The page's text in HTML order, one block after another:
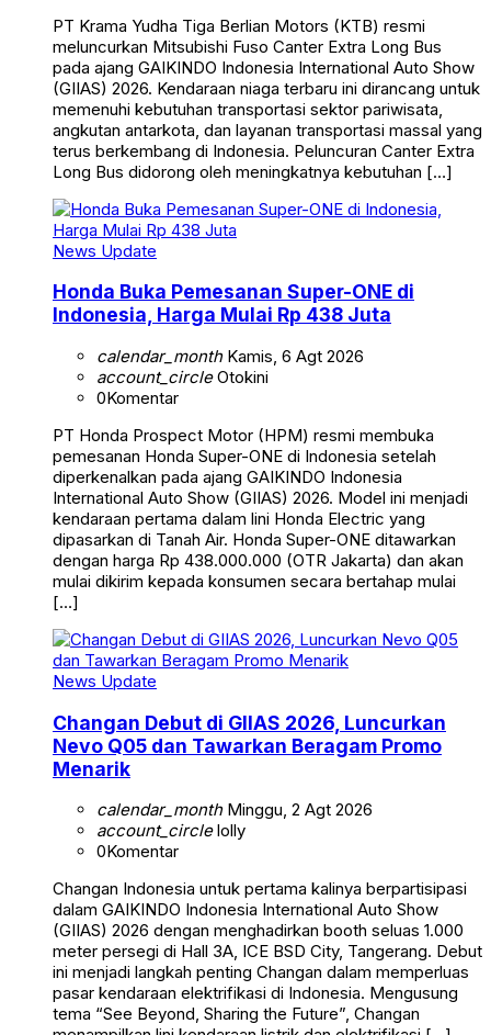
PT Krama Yudha Tiga Berlian Motors (KTB) resmi
meluncurkan Mitsubishi Fuso Canter Extra Long Bus
pada ajang GAIKINDO Indonesia International Auto Show
(GIIAS) 2026. Kendaraan niaga terbaru ini dirancang untuk
memenuhi kebutuhan transportasi sektor pariwisata,
angkutan antarkota, dan layanan transportasi massal yang
terus berkembang di Indonesia. Peluncuran Canter Extra
Long Bus didorong oleh meningkatnya kebutuhan […]
News Update
Honda Buka Pemesanan Super-ONE di
Indonesia, Harga Mulai Rp 438 Juta
calendar_monthKamis, 6 Agt 2026
account_circleOtokini
0Komentar
PT Honda Prospect Motor (HPM) resmi membuka
pemesanan Honda Super-ONE di Indonesia setelah
diperkenalkan pada ajang GAIKINDO Indonesia
International Auto Show (GIIAS) 2026. Model ini menjadi
kendaraan pertama dalam lini Honda Electric yang
dipasarkan di Tanah Air. Honda Super-ONE ditawarkan
dengan harga Rp 438.000.000 (OTR Jakarta) dan akan
mulai dikirim kepada konsumen secara bertahap mulai
[…]
News Update
Changan Debut di GIIAS 2026, Luncurkan
Nevo Q05 dan Tawarkan Beragam Promo
Menarik
calendar_monthMinggu, 2 Agt 2026
account_circlelolly
0Komentar
Changan Indonesia untuk pertama kalinya berpartisipasi
dalam GAIKINDO Indonesia International Auto Show
(GIIAS) 2026 dengan menghadirkan booth seluas 1.000
meter persegi di Hall 3A, ICE BSD City, Tangerang. Debut
ini menjadi langkah penting Changan dalam memperluas
pasar kendaraan elektrifikasi di Indonesia. Mengusung
tema “See Beyond, Sharing the Future”, Changan